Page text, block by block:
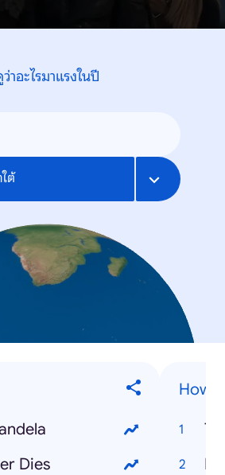
าอะไรมาแรงในปี
ต้
Dies
How